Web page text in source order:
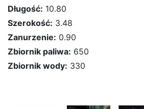
Długość: 10.80
Szerokość: 3.48
Zanurzenie: 0.90
Zbiornik paliwa: 650
Zbiornik wody: 330